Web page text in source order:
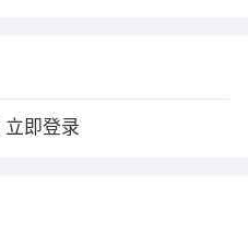
立即登录